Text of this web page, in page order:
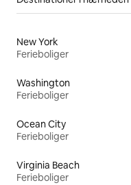
New York
Ferieboliger
Washington
Ferieboliger
Ocean City
Ferieboliger
Virginia Beach
Ferieboliger